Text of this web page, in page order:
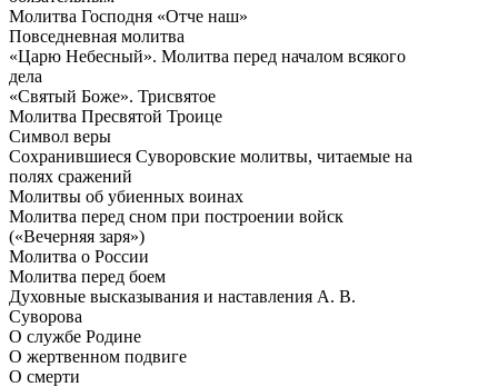
Молитва Господня «Отче наш»
Повседневная молитва
«Царю Небесный». Молитва перед началом всякого
дела
«Святый Боже». Трисвятое
Молитва Пресвятой Троице
Символ веры
Сохранившиеся Суворовские молитвы, читаемые на
полях сражений
Молитвы об убиенных воинах
Молитва перед сном при построении войск
(«Вечерняя заря»)
Молитва о России
Молитва перед боем
Духовные высказывания и наставления А. В.
Суворова
О службе Родине
О жертвенном подвиге
О смерти